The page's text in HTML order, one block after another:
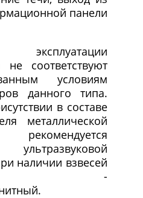
панели
не соответствуют
условиям
данного типа.
в составе
металлической
ультразвуковой
наличии взвесей
-